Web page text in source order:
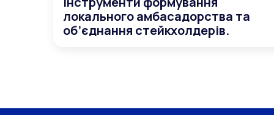
локального амбасадорства та
об’єднання стейкхолдерів.